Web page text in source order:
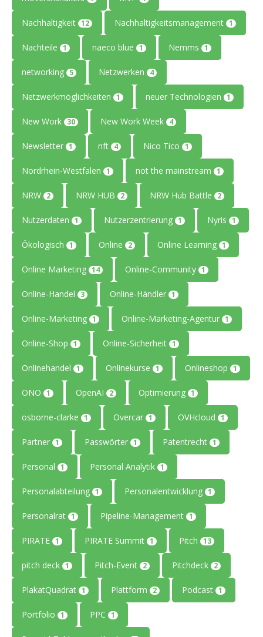
Nachhaltigkeit 12 Nachhaltigkeitsmanagement 1
Nachteile 1 naeco blue 1 Nemms 1
networking 5 Netzwerken 4
Netzwerkmöglichkeiten 1 neuer Technologien 1
New Work 30 New Work Week 4
Newsletter 1 nft 4 Nico Tico 1
Nordrhein-Westfalen 1 not the mainstream 1
NRW 2 NRW HUB 2 NRW Hub Battle 2
Nutzerdaten 1 Nutzerzentrierung 1 Nyris 1
Ökologisch 1 Online 2 Online Learning 1
Online Marketing 14 Online-Community 1
Online-Handel 3 Online-Händler 1
Online-Marketing 1 Online-Marketing-Agentur 1
Online-Shop 1 Online-Sicherheit 1
Onlinehandel 1 Onlinekurse 1 Onlineshop 1
ONO 1 OpenAI 2 Optimierung 1
osborne-clarke 1 Overcar 1 OVHcloud 1
Partner 1 Passwörter 1 Patentrecht 1
Personal 1 Personal Analytik 1
Personalabteilung 1 Personalentwicklung 1
Personalrat 1 Pipeline-Management 1
PIRATE 1 PIRATE Summit 1 Pitch 13
pitch deck 1 Pitch-Event 2 Pitchdeck 2
PlakatQuadrat 1 Plattform 2 Podcast 1
Portfolio 1 PPC 1